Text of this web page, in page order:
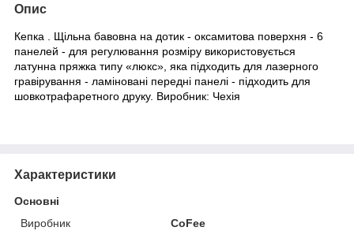
Опис
Кепка . Щільна бавовна на дотик - оксамитова поверхня - 6
панелей - для регулювання розміру використовується
латунна пряжка типу «люкс», яка підходить для лазерного
гравірування - ламіновані передні панелі - підходить для
шовкотрафаретного друку. Виробник: Чехія
Характеристики
Основні
Виробник
CoFee